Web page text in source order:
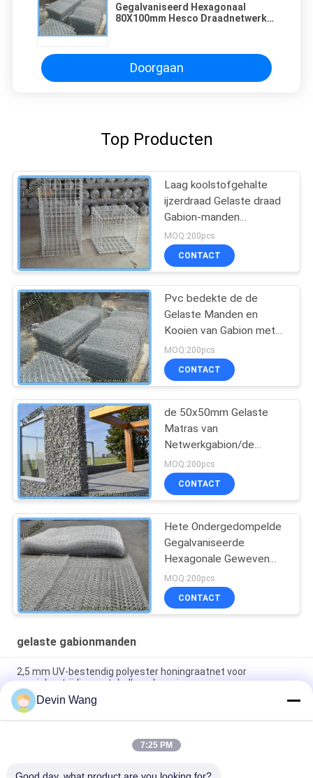
Gegalvaniseerd Hexagonaal
80X100mm Hesco Draadnetwerk
Doorgaan
Top Producten
Laag koolstofgehalte
ijzerdraad Gelaste draad
Gabion-manden
Bevestigingsmuur 1 X 1
X 1 meter
MOQ:200pcs
CONTACT
Pvc bedekte de de
Gelaste Manden en
Kooien van Gabion met
Volgzame met een laag
AS/NZS 4671
MOQ:200pcs
CONTACT
de 50x50mm Gelaste
Matras van
Netwerkgabion/de
Gelaste Gabion-Doos van
de Steenkooi
MOQ:200pcs
CONTACT
Hete Ondergedompelde
Gegalvaniseerde
Hexagonale Geweven
Verdraaid het
Netwerk8x10 Dubbel van
Staalgabion
MOQ:200pcs
CONTACT
gelaste gabionmanden
2,5 mm UV-bestendig polyester honingraatnet voor
erosiebestrijding en taludbescherming
Gabionnet voor hellingbescherming, thermisch verzinkt
staaldraadgaas
Gegalvaniseerd staaldraad met laag koolstofgehalte voor
Devin Wang
7:25 PM